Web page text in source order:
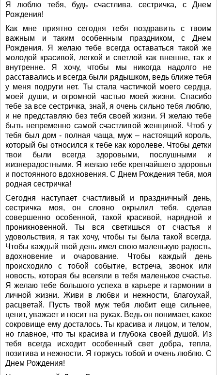
Я люблю тебя, будь счастлива, сестричка, с Днем
Рождения!
Как мне приятно сегодня тебя поздравить с твоим
важным и таким особенным праздником, с Днем
Рождения. Я желаю тебе всегда оставаться такой же
молодой красивой, легкой и светлой как внешне, так и
внутренне. Я хочу, чтобы мы никогда надолго не
расставались и всегда были рядышком, ведь ближе тебя
у меня подруги нет. Ты стала частичкой моего сердца,
моей души, и огромной частью моей жизни. Спасибо
тебе за все сестричка, знай, я очень сильно тебя люблю,
и не представляю без тебя своей жизни. Я желаю тебе
быть непременно самой счастливой женщиной. Чтоб у
тебя был дом - полная чаща, муж – настоящий король,
который бы относился к тебе как королеве. Чтобы детки
твои были всегда здоровыми, послушными и
жизнерадостными. Я желаю тебе крепчайшего здоровья
и постоянного вдохновения. С Днем Рождения тебя, моя
родная сестричка!
Сегодня наступает счастливый и праздничный день,
сестричка моя, он словно окрылил тебя, сделав
совершенно особенной, такой красивой, нарядной и
проникновенной. Ты вся светишься от счастья и
удовольствия, я так хочу, чтобы ты была такой всегда.
Чтобы каждый твой день имел свою маленькую радость,
вдохновение и очарование. Чтобы каждый день
происходило с тобой событие, встреча, звонок или
новость, которая бы вселяли в тебя маленькое счастье.
Я желаю тебе большого успеха в карьере и гармонии в
личной жизни. Живи в любви и нежности, благоухай,
расцветай. Пусть твой муж тебя любит еще сильнее,
ценит, уважает и носит на руках. Ведь он понимает, какое
сокровище ему досталось. Ты красива и лицом, и телом,
но главное, что ты красива и глубока своей душой. Из
тебя всегда исходит особенный свет добра, тепла,
позитива и нежности. Я горжусь тобой и очень люблю. С
Днем Рождения!